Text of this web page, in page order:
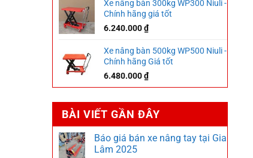
Xe nâng bàn 300kg WP300 Niuli -
Chính hãng giá tốt
6.240.000₫
Xe nâng bàn 500kg WP500 Niuli -
Chính hãng Giá tốt
6.480.000₫
BÀI VIẾT GẦN ĐÂY
Báo giá bán xe nâng tay tại Gia
Lâm 2025